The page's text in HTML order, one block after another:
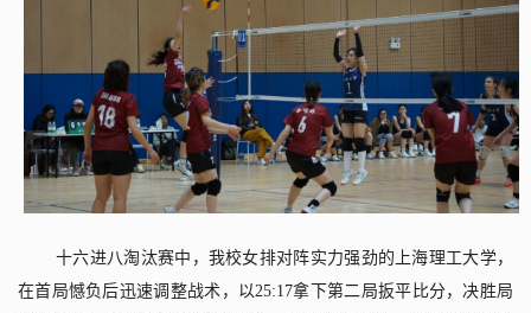
十六进八淘汰赛中，我校女排对阵实力强劲的上海理工大学，
在首局憾负后迅速调整战术，以25:17拿下第二局扳平比分，决胜局